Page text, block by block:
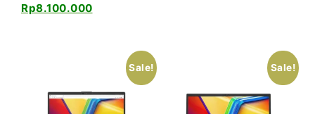
Rp8.100.000
Sale! Sale!